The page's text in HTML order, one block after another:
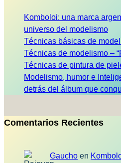
Komboloi: una marca
universo del modelismo
Técnicas básicas de
Técnicas de modelismo –
Técnicas de pintura de
Modelismo, humor e
detrás del álbum que
Comentarios Recientes
Gaucho en